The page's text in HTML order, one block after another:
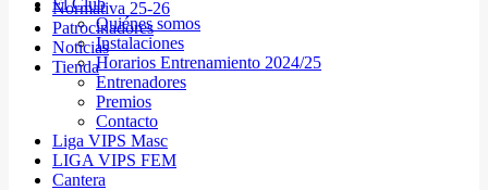
El Club
Quiénes somos
Instalaciones
Horarios Entrenamiento 2024/25
Entrenadores
Premios
Contacto
Liga VIPS Masc
LIGA VIPS FEM
Cantera
Normativa 25-26
Patrocinadores
Noticias
Tienda